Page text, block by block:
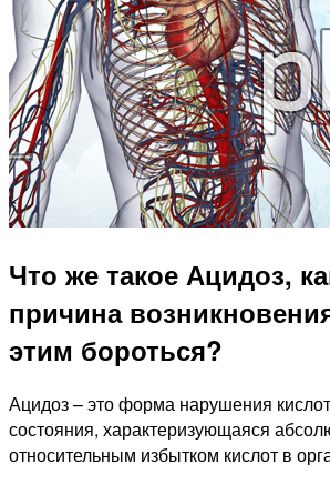
Что же такое Ацидоз,
причина
этим бороться?
Ацидоз – это форма нарушения
состояния, характеризующаяся
относительным избытком кислот в